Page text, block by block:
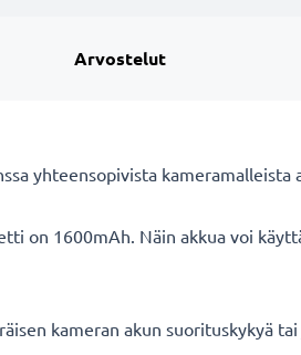
Arvostelut
yhteensopivista kameramalleista
on 1600mAh. Näin akkua voi
kameran akun suorituskykyä